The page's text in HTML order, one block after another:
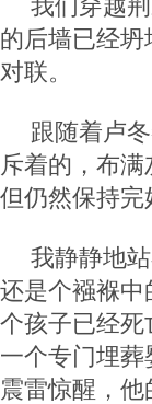
我们穿越
的后墙已经
对联。
跟随着卢
斥着的，布
但仍然保持完
我静静地
还是个襁褓
个孩子已经
一个专门埋
震雷惊醒，他